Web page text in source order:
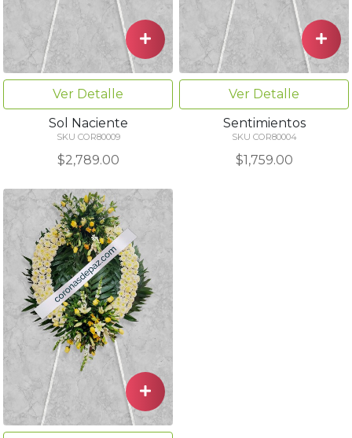
Ver Detalle
Sol Naciente
SKU COR80009
$2,789.00
Ver Detalle
Sentimientos
SKU COR80004
$1,759.00